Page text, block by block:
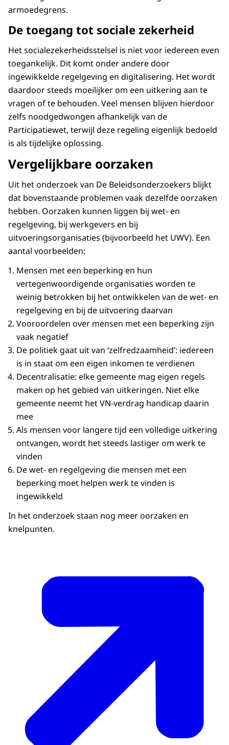
armoedegrens.
De toegang tot sociale zekerheid
Het socialezekerheidsstelsel is niet voor iedereen even
toegankelijk. Dit komt onder andere door
ingewikkelde regelgeving en digitalisering. Het wordt
daardoor steeds moeilijker om een uitkering aan te
vragen of te behouden. Veel mensen blijven hierdoor
zelfs noodgedwongen afhankelijk van de
Participatiewet, terwijl deze regeling eigenlijk bedoeld
is als tijdelijke oplossing.
Vergelijkbare oorzaken
Uit het onderzoek van De Beleidsonderzoekers blijkt
dat bovenstaande problemen vaak dezelfde oorzaken
hebben. Oorzaken kunnen liggen bij wet- en
regelgeving, bij werkgevers en bij
uitvoeringsorganisaties (bijvoorbeeld het UWV). Een
aantal voorbeelden:
Mensen met een beperking en hun
vertegenwoordigende organisaties worden te
weinig betrokken bij het ontwikkelen van de wet- en
regelgeving en bij de uitvoering daarvan
Vooroordelen over mensen met een beperking zijn
vaak negatief
De politiek gaat uit van ‘zelfredzaamheid’: iedereen
is in staat om een eigen inkomen te verdienen
Decentralisatie: elke gemeente mag eigen regels
maken op het gebied van uitkeringen. Niet elke
gemeente neemt het VN-verdrag handicap daarin
mee
Als mensen voor langere tijd een volledige uitkering
ontvangen, wordt het steeds lastiger om werk te
vinden
De wet- en regelgeving die mensen met een
beperking moet helpen werk te vinden is
ingewikkeld
In het onderzoek staan nog meer oorzaken en
knelpunten.